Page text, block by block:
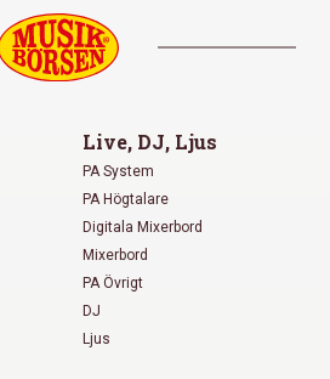
Live, DJ, Ljus
PA System
PA Högtalare
Digitala Mixerbord
Mixerbord
PA Övrigt
DJ
Ljus